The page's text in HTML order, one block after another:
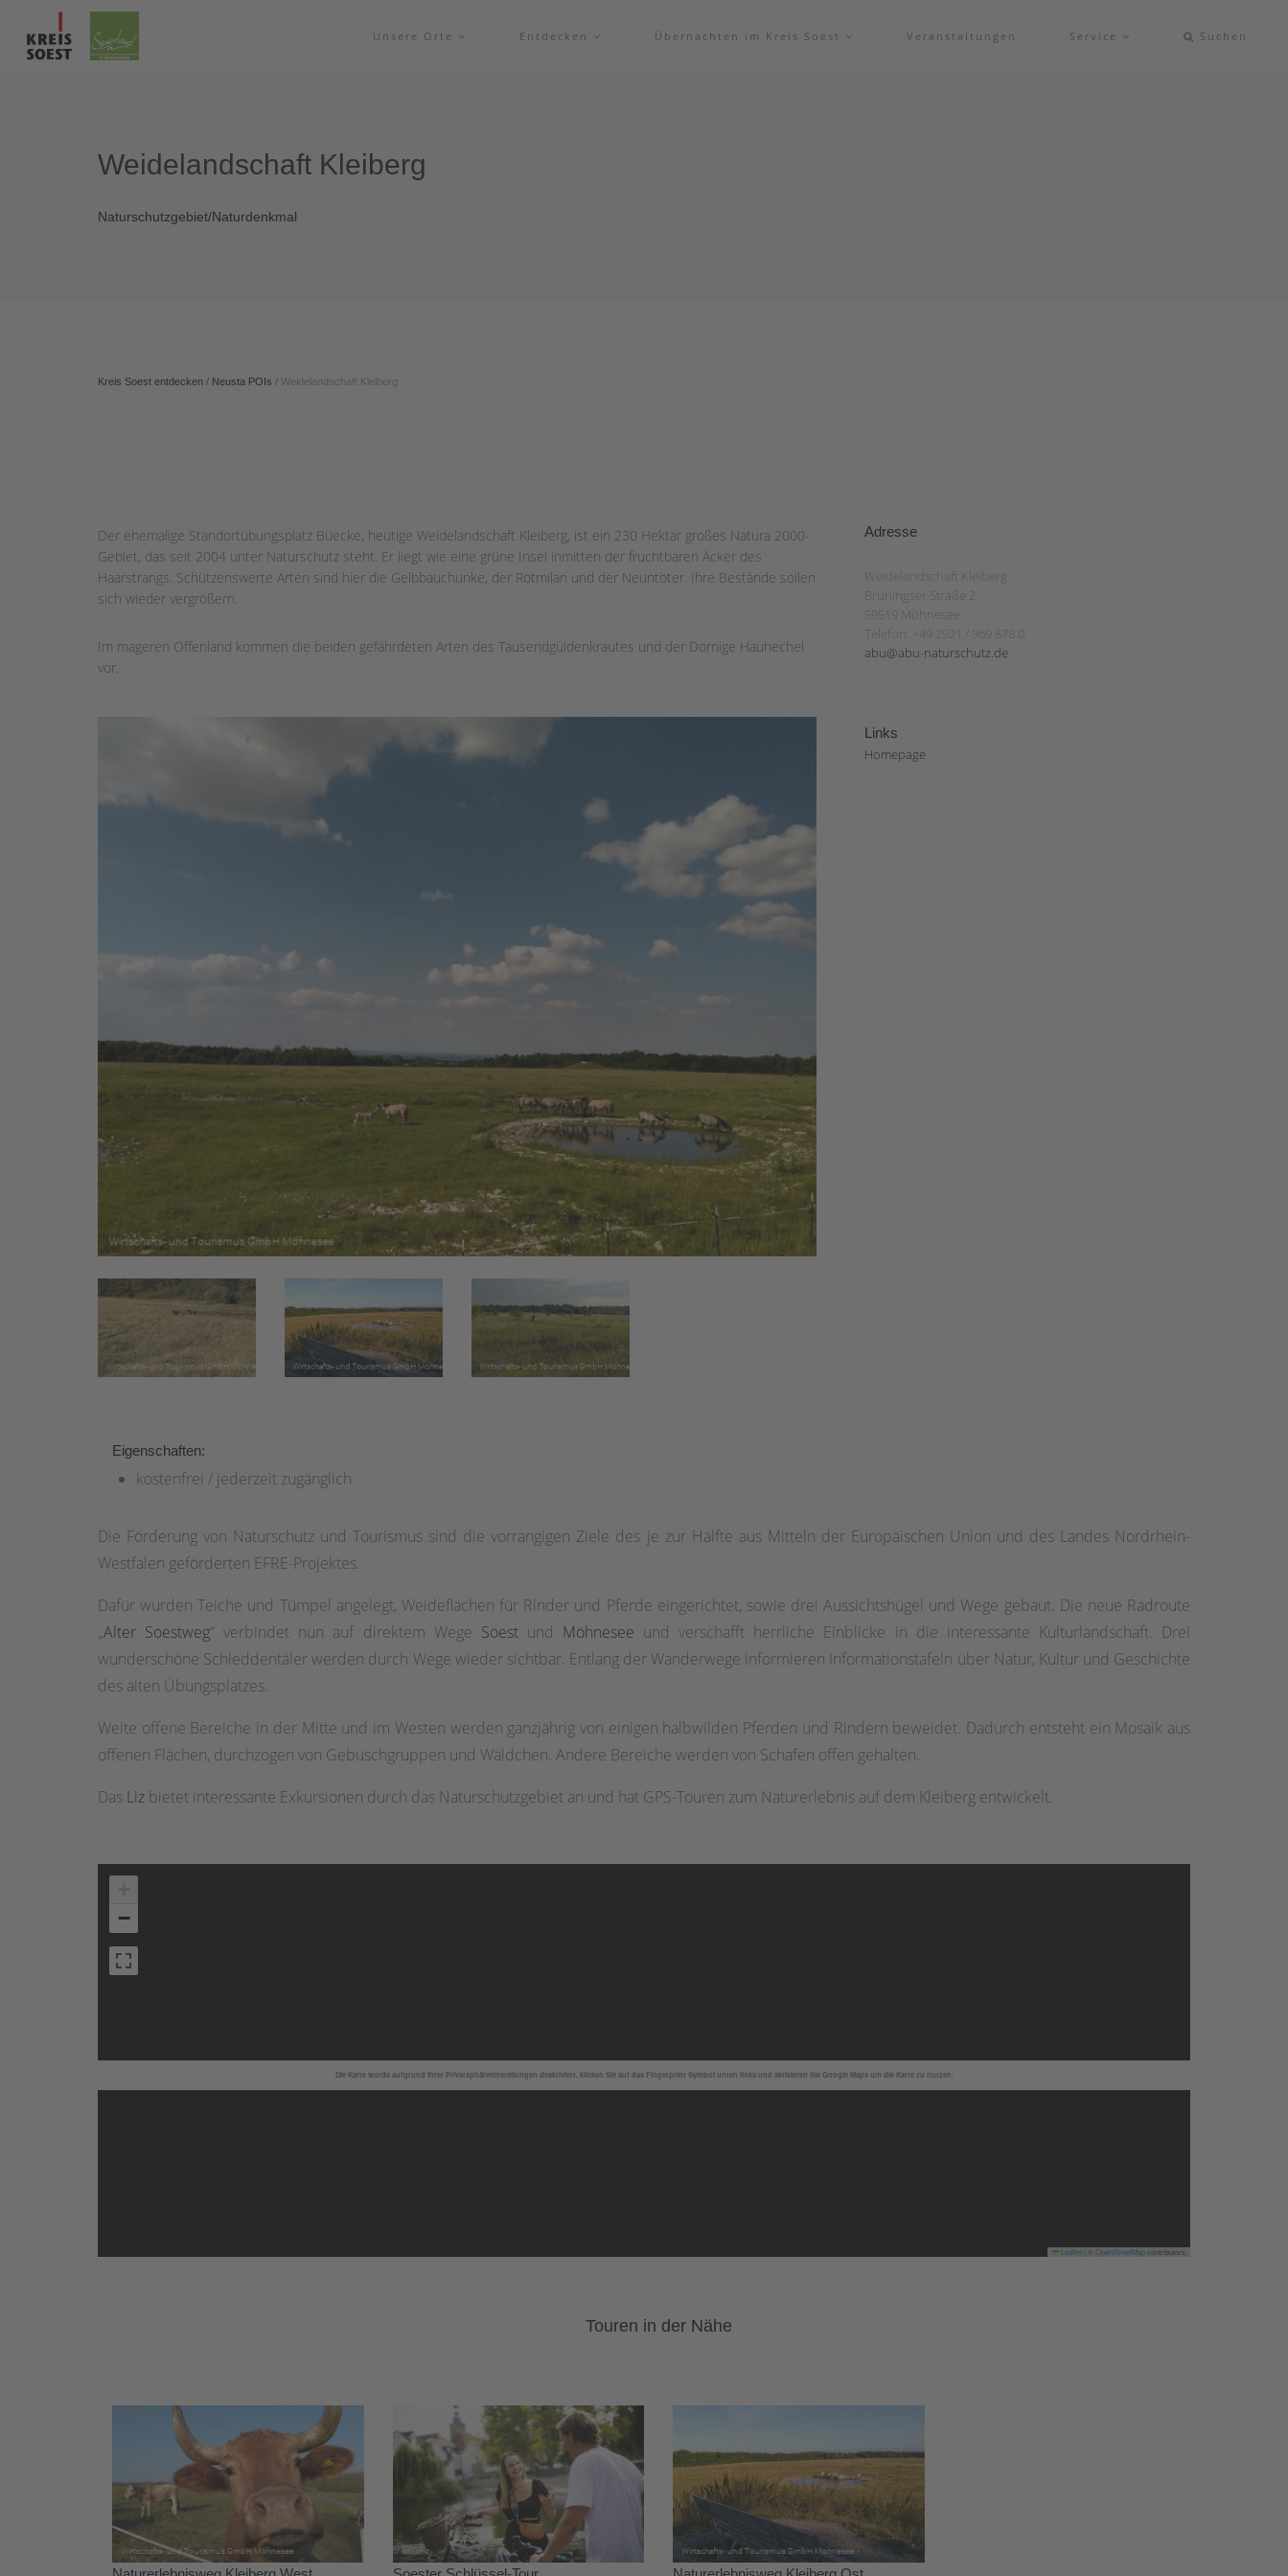
Unsere Orte Entdecken Übernachten im Kreis Soest Veranstaltungen Service Suchen
Weidelandschaft Kleiberg
Naturschutzgebiet/Naturdenkmal
Kreis Soest entdecken / Neusta POIs / Weidelandschaft Kleiberg
Der ehemalige Standortübungsplatz Büecke, heutige Weidelandschaft Kleiberg, ist ein 230 Hektar großes Natura 2000-
Gebiet, das seit 2004 unter Naturschutz steht. Er liegt wie eine grüne Insel inmitten der fruchtbaren Äcker des
Haarstrangs. Schützenswerte Arten sind hier die Gelbbauchunke, der Rotmilan und der Neuntöter. Ihre Bestände sollen
sich wieder vergrößern.
Im mageren Offenland kommen die beiden gefährdeten Arten des Tausendgüldenkrautes und der Dornige Hauhechel
vor.
Adresse
Weidelandschaft Kleiberg
Brüningser Straße 2
59519 Möhnesee
Telefon: +49 2921 / 969 878 0
abu@abu-naturschutz.de
Links
Homepage
Eigenschaften:
kostenfrei / jederzeit zugänglich
Die Förderung von Naturschutz und Tourismus sind die vorrangigen Ziele des je zur Hälfte aus Mitteln der Europäischen Union und des Landes Nordrhein-
Westfalen geförderten EFRE-Projektes.
Dafür wurden Teiche und Tümpel angelegt, Weideflächen für Rinder und Pferde eingerichtet, sowie drei Aussichtshügel und Wege gebaut. Die neue Radroute
„Alter Soestweg“ verbindet nun auf direktem Wege Soestund Möhnesee und verschafft herrliche Einblicke in die interessante Kulturlandschaft. Drei
wunderschöne Schleddentäler werden durch Wege wieder sichtbar. Entlang der Wanderwege informieren Informationstafeln über Natur, Kultur und Geschichte
des alten Übungsplatzes.
Weite offene Bereiche in der Mitte und im Westen werden ganzjährig von einigen halbwilden Pferden und Rindern beweidet. Dadurch entsteht ein Mosaik aus
offenen Flächen, durchzogen von Gebüschgruppen und Wäldchen. Andere Bereiche werden von Schafen offen gehalten.
Das Liz bietet interessante Exkursionen durch das Naturschutzgebiet an und hat GPS-Touren zum Naturerlebnis auf dem Kleiberg entwickelt.
Die Karte wurde aufgrund Ihrer Privatsphäreeinstellungen deaktiviert, klicken Sie auf das Fingerprint Symbol unten links und aktivieren Sie Google Maps um die Karte zu nutzen.
−
Leaflet OpenStreetMapcontributors
Touren in der Nähe